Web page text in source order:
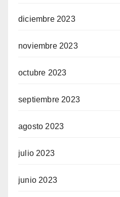
diciembre 2023
noviembre 2023
octubre 2023
septiembre 2023
agosto 2023
julio 2023
junio 2023